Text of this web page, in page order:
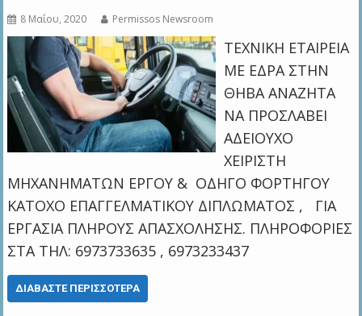
8 Μαΐου, 2020 Permissos Newsroom
ΤΕΧΝΙΚΗ ΕΤΑΙΡΕΙΑ
ΜΕ ΕΔΡΑ ΣΤΗΝ
ΘΗΒΑ ΑΝΑΖΗΤΑ
ΝΑ ΠΡΟΣΛΑΒΕΙ
ΑΔΕΙΟΥΧΟ
ΧΕΙΡΙΣΤΗ
ΜΗΧΑΝΗΜΑΤΩΝ ΕΡΓΟΥ & ΟΔΗΓΟ ΦΟΡΤΗΓΟΥ
ΚΑΤΟΧΟ ΕΠΑΓΓΕΛΜΑΤΙΚΟΥ ΔΙΠΛΩΜΑΤΟΣ , ΓΙΑ
ΕΡΓΑΣΙΑ ΠΛΗΡΟΥΣ ΑΠΑΣΧΟΛΗΣΗΣ. ΠΛΗΡΟΦΟΡΙΕΣ
ΣΤΑ ΤΗΛ: 6973733635 , 6973233437
ΔΙΑΒΆΣΤΕ ΠΕΡΙΣΣΌΤΕΡΑ